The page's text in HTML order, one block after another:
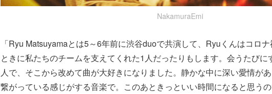
NakamuraEmi
「Ryu Matsuyamaとは5～6年前に渋谷duoで共演して、Ryuくんはコロ
ときに私たちのチームを支えてくれた1人だったりもします。会うたびに
人で、そこから改めて曲が大好きになりました。静かな中に深い愛情が
繋がっている感じがする音楽で。このあときっといい時間になると思う